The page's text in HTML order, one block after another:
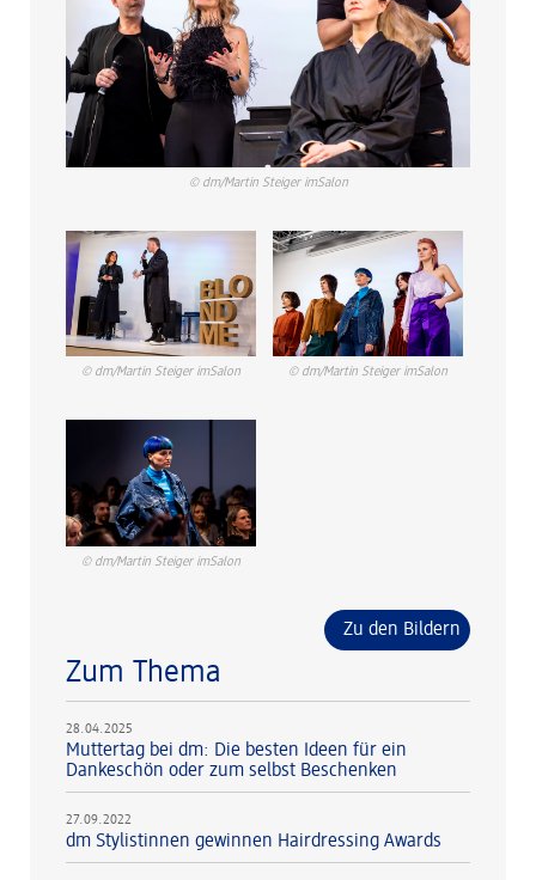
© dm/Martin Steiger imSalon
© dm/Martin Steiger imSalon © dm/Martin Steiger imSalon
© dm/Martin Steiger imSalon
Zu den Bildern
Zum Thema
28.04.2025
Muttertag bei dm: Die besten Ideen für ein
Dankeschön oder zum selbst Beschenken
27.09.2022
dm Stylistinnen gewinnen Hairdressing Awards